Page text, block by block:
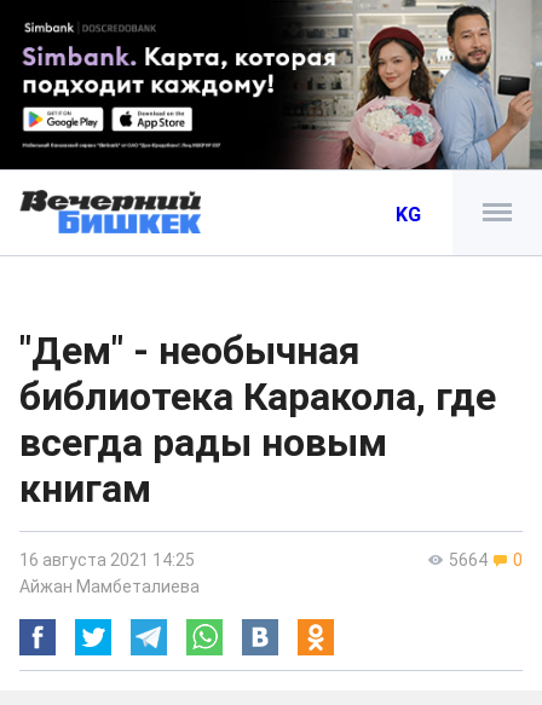
KG
"Дем" - необычная
библиотека Каракола, где
всегда рады новым
книгам
5664 0
16 августа 2021 14:25
Айжан Мамбеталиева